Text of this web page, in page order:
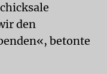
den
betonte